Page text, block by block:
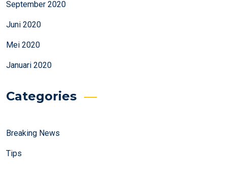
September 2020
Juni 2020
Mei 2020
Januari 2020
Categories
Breaking News
Tips